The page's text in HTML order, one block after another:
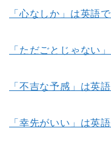
「心なしか」は英語で
「ただごとじゃない
「不吉な予感」は英
「幸先がいい」は英